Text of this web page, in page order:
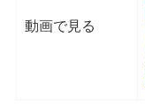
動画で見る